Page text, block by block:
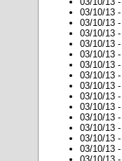
03/10/13 -
03/10/13 -
03/10/13 -
03/10/13 -
03/10/13 -
03/10/13 -
03/10/13 -
03/10/13 -
03/10/13 -
03/10/13 -
03/10/13 -
03/10/13 -
03/10/13 -
03/10/13 -